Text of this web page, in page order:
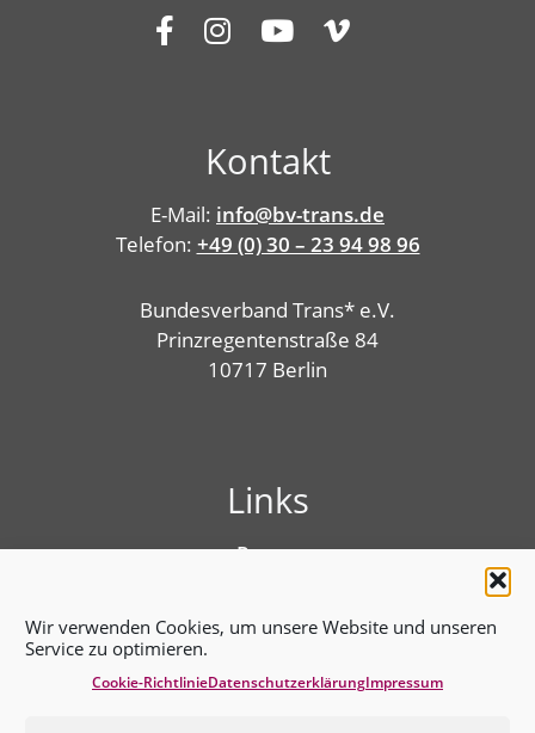
Wir verwenden Cookies, um unsere Website und unseren
Service zu optimieren.
Cookie-RichtlinieDatenschutz­erklärungImpressum
Kontakt
E-Mail: info@bv-trans.de
Telefon: +49 (0) 30 – 23 94 98 96
Bundesverband Trans* e.V.
Prinzregentenstraße 84
10717 Berlin
Links
Presse
Benutzungshinweise
Erklärung zur Barrierefreiheit